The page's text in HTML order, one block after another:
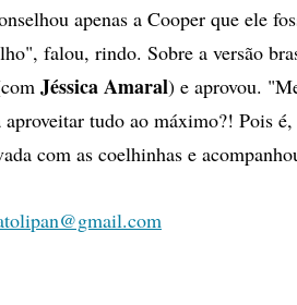
apenas a Cooper que ele
falou, rindo. Sobre a versão
Jéssica Amaral) e aprovou.
tudo ao máximo?! Pois
com as coelhinhas e